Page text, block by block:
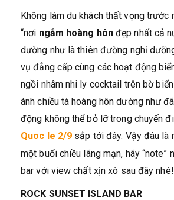
Không làm du khách thất vọng trước
“nơi ngắm hoàng hônđẹp nhất cả
dường như là thiên đường nghỉ
vụ đẳng cấp cùng các hoạt động
ngồi nhâm nhi ly cocktail trên bờ
ánh chiều tà hoàng hôn dường như
động không thể bỏ lỡ trong chuyến đi
Quoc le 2/9 sắp tới đây. Vậy đâu là
một buổi chiều lãng mạn, hãy “note”
bar với view chất xịn xò sau đây nhé!
ROCK SUNSET ISLAND BAR